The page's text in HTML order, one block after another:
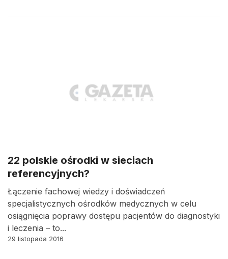
22 polskie ośrodki w sieciach
referencyjnych?
Łączenie fachowej wiedzy i doświadczeń
specjalistycznych ośrodków medycznych w celu
osiągnięcia poprawy dostępu pacjentów do diagnostyki
i leczenia – to...
29 listopada 2016